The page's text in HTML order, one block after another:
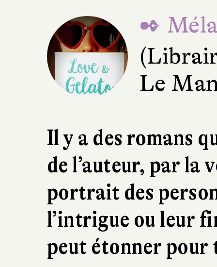
✒
Le
Il y a des romans
de l’auteur, par la
portrait des
l’intrigue ou leur
peut étonner pour